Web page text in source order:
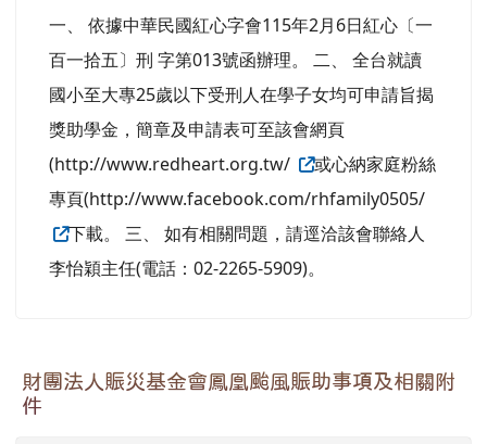
一、 依據中華民國紅心字會115年2月6日紅心〔一
百一拾五〕刑 字第013號函辦理。 二、 全台就讀
國小至大專25歲以下受刑人在學子女均可申請旨揭
獎助學金，簡章及申請表可至該會網頁
(http://www.redheart.org.tw/
或心納家庭粉絲
專頁(http://www.facebook.com/rhfamily0505/
下載。 三、 如有相關問題，請逕洽該會聯絡人
李怡穎主任(電話：02-2265-5909)。
財團法人賑災基金會鳳凰颱風賑助事項及相關附
件